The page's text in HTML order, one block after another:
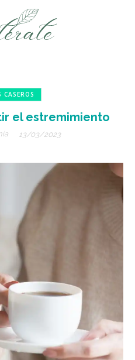
CASEROS
el estremimiento
13/03/2023